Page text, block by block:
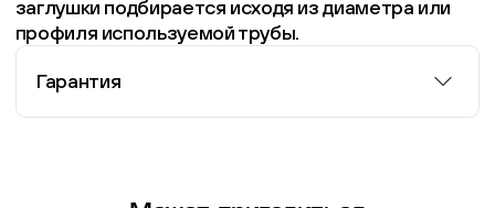
заглушки подбирается исходя из диаметра или
профиля используемой трубы.
Гарантия
Информация о гарантии